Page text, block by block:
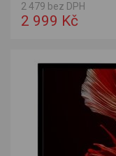
2 479 bez DPH
2 999 Kč